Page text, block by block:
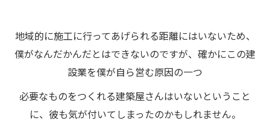
地域的に施工に行ってあげられる距離にはいないため、
僕がなんだかんだとはできないのですが、確かにこの建
設業を僕が自ら営む原因の一つ
必要なものをつくれる建築屋さんはいないということ
に、彼も気が付いてしまったのかもしれません。